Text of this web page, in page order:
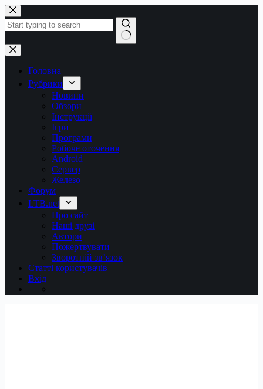
Перейти
до
вмісту
Немає
результатів
Головна
Рубрики
Новини
Обзори
Інструкції
Ігри
Програми
Робоче оточення
Android
Сервер
Железо
Форум
LTB.net
Про сайт
Наші друзі
Автори
Пожертвувати
Зворотній зв’язок
Статті користувачів
Вхід